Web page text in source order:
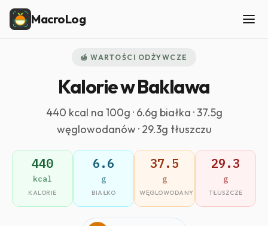
MacroLog
🍯 WARTOŚCI ODŻYWCZE
Kalorie w Baklawa
440 kcal na 100g · 6.6g białka · 37.5g
węglowodanów · 29.3g tłuszczu
440
kcal
KALORIE
6.6
g
BIAŁKO
37.5
g
WĘGLOWODANY
29.3
g
TŁUSZCZE